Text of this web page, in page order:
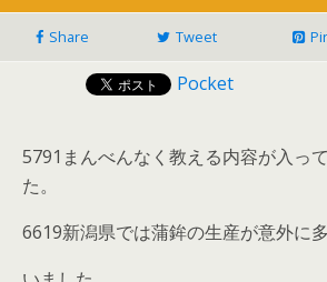
Share Tweet
Pocket
5791まんべんなく教える内容が入っ
た。
6619新潟県では蒲鉾の生産が意外に